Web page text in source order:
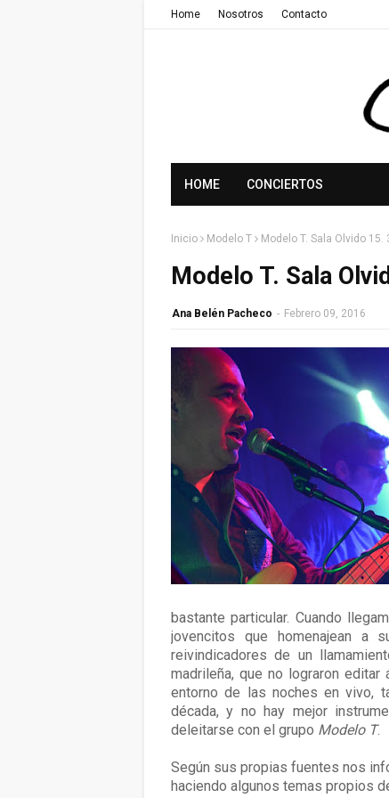
Home Nosotros Contacto
HOME CONCIERTOS
Inicio Modelo T Modelo T. Sala Olvido
Modelo T. Sala
Ana Belén Pacheco - Febrero 09, 2016
bastante particular. Cuando
jovencitos que homenajean a
reivindicadores de un
madrileña, que no lograron
entorno de las noches en vivo,
década, y no hay mejor
deleitarse con el grupo Modelo T.
Según sus propias fuentes nos
haciendo algunos temas propios